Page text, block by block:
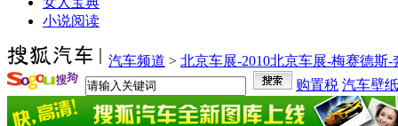
小说阅读
汽车频道 > 北京车展-2010北京车展-梅赛德斯-
购置税 汽车壁纸